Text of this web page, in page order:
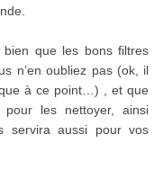
que les bons filtres
n’en oubliez pas (ok, il
à ce point…) , et que
les nettoyer, ainsi
servira aussi pour vos